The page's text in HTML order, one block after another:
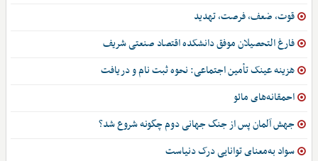
قوت، ضعف، فرصت، تهدید
فارغ التحصیلان موفق دانشکده اقتصاد صنعتی شریف
هزینه عینک تأمین اجتماعی: نحوه ثبت نام و دریافت
احمقانه‌های مائو
جهش آلمان پس از جنگ جهانی دوم چگونه شروع شد؟
سواد به‌معنای توانایی درک دنیاست